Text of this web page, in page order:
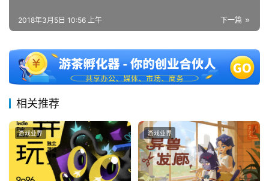
海
中
文
中
国
下一篇
2018年3月5日 10:56 上午
相关推荐
游戏业界 游戏业界